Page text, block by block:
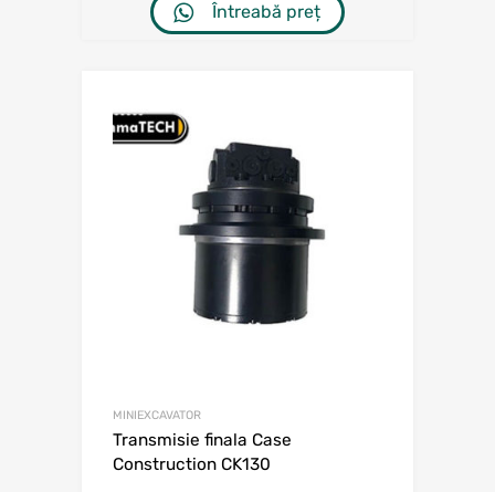
Întreabă preț
MINIEXCAVATOR
Transmisie finala Case
Construction CK130